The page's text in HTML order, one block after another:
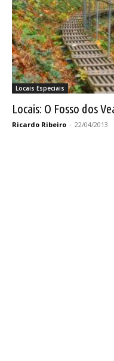
Locais Especiais
Locais: O Fosso dos
Ricardo Ribeiro - 22/04/2013